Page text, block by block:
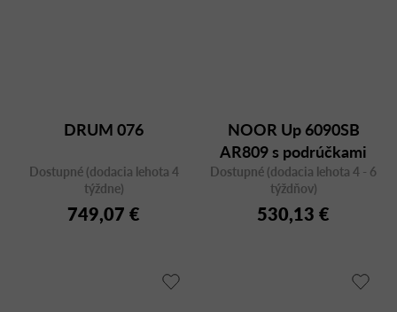
DRUM 076
Dostupné (dodacia lehota 4
týždne)
749,07 €
NOOR Up 6090SB
AR809 s podrúčkami
Dostupné (dodacia lehota 4 - 6
týždňov)
530,13 €